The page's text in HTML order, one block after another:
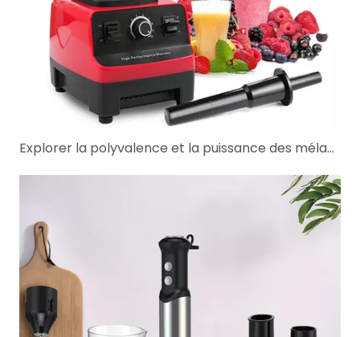
Explorer la polyvalence et la puissance des mélangeurs commerciaux et mini